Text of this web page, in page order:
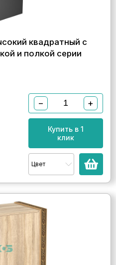
квадратный с
и полкой серии
− +
Купить в 1
клик
Цвет